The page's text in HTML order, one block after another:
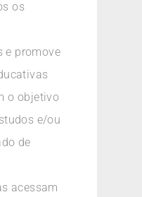
os
e promove
o objetivo
e/ou
de
acessam